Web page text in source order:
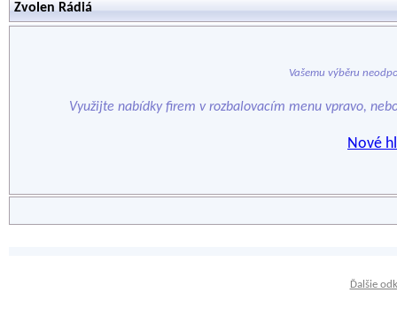
Zvolen Rádiá
Vašemu výběru
Využijte nabídky firem v rozbalovacím menu vpravo,
Nové
Ďalšie